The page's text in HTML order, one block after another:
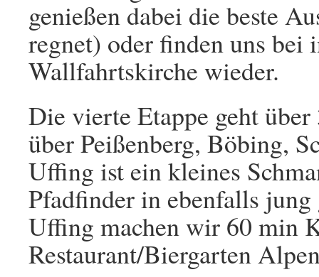
genießen dabei die beste
regnet) oder finden uns
Wallfahrtskirche wieder.
Die vierte Etappe geht
über Peißenberg, Böbing,
Uffing ist ein kleines
Pfadfinder in ebenfalls
Uffing machen wir 60 min
Restaurant/Biergarten